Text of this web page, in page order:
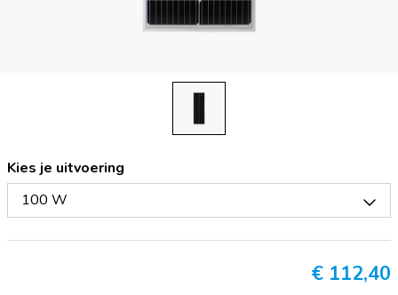
Kies je uitvoering
100 W
€ 112,40